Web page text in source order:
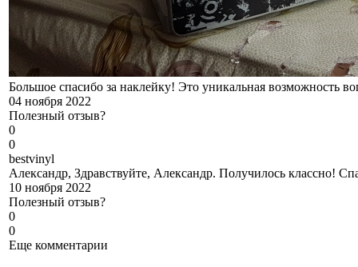
Большое спасибо за наклейку! Это уникальная возможность
04 ноября 2022
Полезный отзыв?
0
0
bestvinyl
Александр, Здравствуйте, Александр. Получилось классно!
10 ноября 2022
Полезный отзыв?
0
0
Еще комментарии